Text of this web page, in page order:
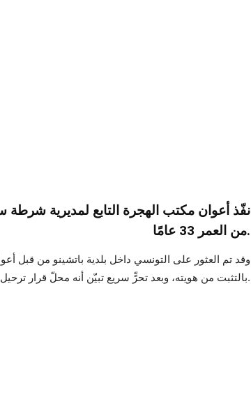
نفّذ أعوان مكتب الهجرة التابع لمديرية
من العمر 33 عامًا.
وقد تم العثور على التونسي داخل بلدية باتشينو من قبل
بالتثبت من هويته، وبعد تحرٍّ سريع تبيّن أنه محلّ قرار ترحيل صادر عن محافظ سيراكوزا.